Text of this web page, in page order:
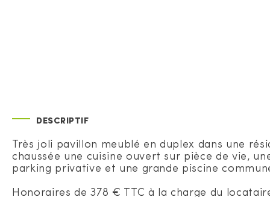
DESCRIPTIF
Très joli pavillon meublé en duplex dans une
chaussée une cuisine ouvert sur pièce de vie,
parking privative et une grande piscine
Honoraires de 378 € TTC à la charge du